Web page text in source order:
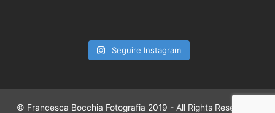
c
s
Seguire Instagram
© Francesca Bocchia Fotografia 2019 - All Rights Reserved -